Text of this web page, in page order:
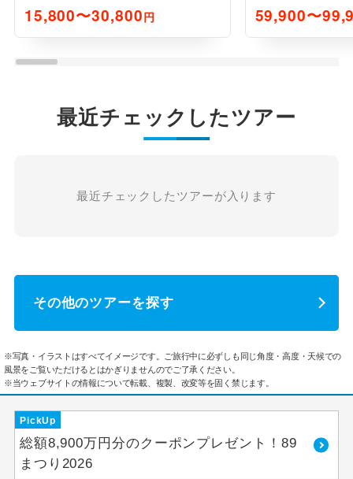
15,800〜30,800円 59,900〜
最近チェックしたツアー
最近チェックしたツアーが入ります
その他のツアーを探す
※写真・イラストはすべてイメージです。ご旅行中に必ずしも同じ角度・高度・天候での
風景をご覧いただけるとはかぎりませんのでご了承ください。
※当ウェブサイトの情報について転載、複製、改変等を固く禁じます。
PickUp
総額8,900万円分のクーポンプレゼント！89
まつり2026